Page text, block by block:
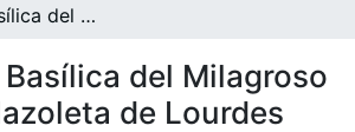
Vista de la Basílica del Milagroso desde la plazoleta de Lourdes
del Milagroso
de Lourdes